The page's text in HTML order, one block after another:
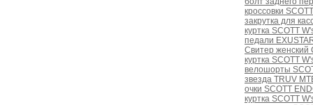
кроссовки
закрутка для
куртка SCOTT
педали
Свитер женский
куртка SCOTT
велошорты
звезда TRUV
очки SCOTT
куртка SCOTT